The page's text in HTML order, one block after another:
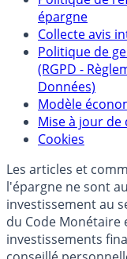
Qui sommes-
Politique de
épargne
Collecte avis
Politique de
(RGPD -
Données)
Modèle
Mise à jour de
Cookies
Les articles et
l'épargne ne sont
investissement au
du Code Monétaire